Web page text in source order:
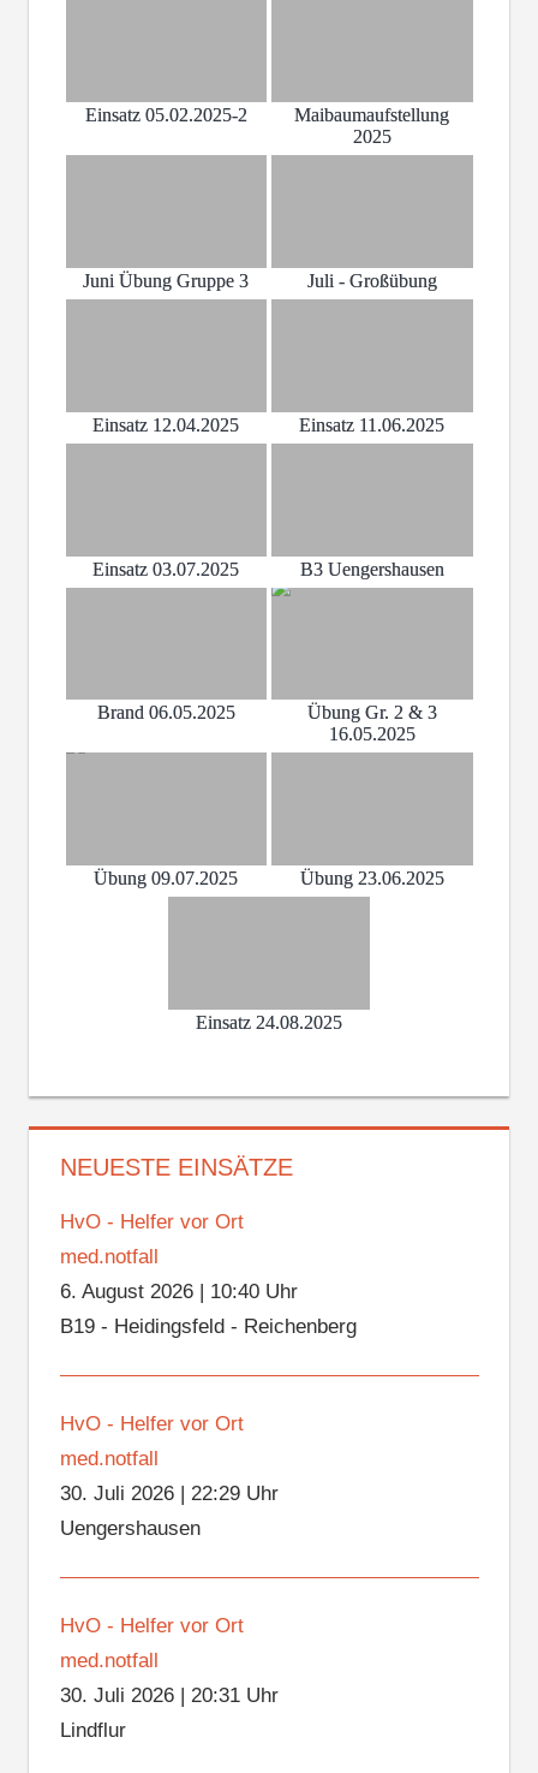
Einsatz 05.02.2025-2
Maibaumaufstellung
2025
Juni Übung Gruppe 3 Juli - Großübung
Einsatz 12.04.2025 Einsatz 11.06.2025
Einsatz 03.07.2025 B3 Uengershausen
Brand 06.05.2025
Übung Gr. 2 & 3
16.05.2025
Übung 09.07.2025 Übung 23.06.2025
Einsatz 24.08.2025
NEUESTE EINSÄTZE
HvO - Helfer vor Ort
med.notfall
6. August 2026| 10:40 Uhr
B19 - Heidingsfeld - Reichenberg
HvO - Helfer vor Ort
med.notfall
30. Juli 2026| 22:29 Uhr
Uengershausen
HvO - Helfer vor Ort
med.notfall
30. Juli 2026| 20:31 Uhr
Lindflur